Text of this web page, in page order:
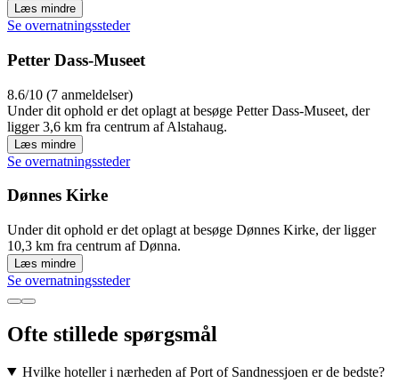
Læs mindre
Se overnatningssteder
Petter Dass-Museet
8.6/10 (7 anmeldelser)
Under dit ophold er det oplagt at besøge Petter Dass-Museet, der
ligger 3,6 km fra centrum af Alstahaug.
Læs mindre
Se overnatningssteder
Dønnes Kirke
Under dit ophold er det oplagt at besøge Dønnes Kirke, der ligger
10,3 km fra centrum af Dønna.
Læs mindre
Se overnatningssteder
Ofte stillede spørgsmål
Hvilke hoteller i nærheden af Port of Sandnessjoen er de bedste?